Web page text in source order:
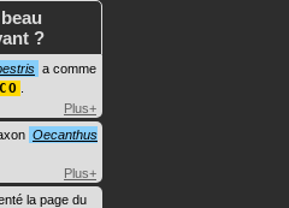
?
a comme
Plus+
Oecanthus
Plus+
la page du